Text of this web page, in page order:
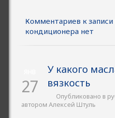
Комментариев к
кондиционера нет
27
У какого
вязкость
Опубликовано в
автором Алексей Штуль